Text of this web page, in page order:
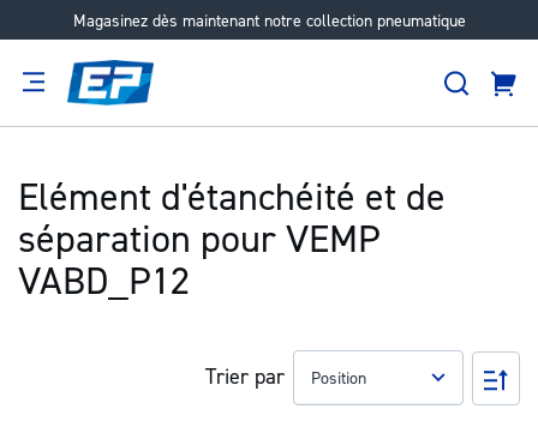
Magasinez dès maintenant notre collection pneumatique
Aller
Elément d'étanchéité et de
séparation pour VEMP
VABD_P12
Trier par
Par